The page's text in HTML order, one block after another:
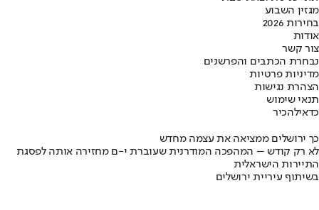
מגזין השבוע
בחירות 2026
אודות
צור קשר
נבחרת הכתבים והפרשנים
מדיניות פרטיות
הצהרת נגישות
תנאי שימוש
כדאילהכיר
כך ירושלים ממציאה את עצמה מחדש
לא רק קודש – המהפכה המודרנית שעוברת י-ם מחזירה אותה לפסגת
התיירות הישראלית
בשיתוף עיריית ירושלים